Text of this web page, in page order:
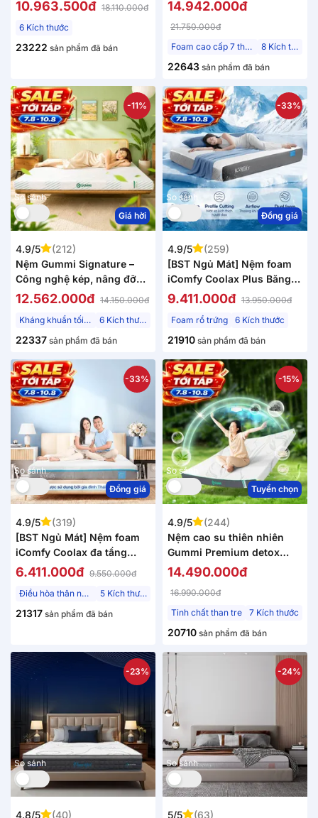
10.963.500đ 18.110.000đ
6 Kích thước
23222 sản phẩm đã bán
14.942.000đ
21.750.000đ
Foam cao cấp 7 thành phần
8 Kích thước
22643 sản phẩm đã bán
So sánh
-11%
Giá hời
4.9/5
(212)
Nệm Gummi Signature –
Công nghệ kép, nâng đỡ
vượt trội, kháng khuẩn tối
12.562.000đ 14.150.000đ
Kháng khuẩn tối đa
6 Kích thước
22337 sản phẩm đã bán
So sánh
-33%
Đồng giá
4.9/5
(259)
[BST Ngủ Mát] Nệm foam
iComfy Coolax Plus Băng
Lạnh Đa Tầng Dày 20cm
9.411.000đ 13.950.000đ
Foam rổ trứng
6 Kích thước
21910 sản phẩm đã bán
So sánh
-33%
Đồng giá
4.9/5
(319)
[BST Ngủ Mát] Nệm foam
iComfy Coolax đa tầng
thoáng mát, massage thư
6.411.000đ 9.550.000đ
Điều hòa thân nhiệt
5 Kích thước
21317 sản phẩm đã bán
So sánh
-15%
Tuyển chọn
4.9/5
(244)
Nệm cao su thiên nhiên
Gummi Premium detox
giấc ngủ
14.490.000đ
16.990.000đ
Tinh chất than tre
7 Kích thước
20710 sản phẩm đã bán
So sánh
-23%
4.8/5
(40)
So sánh
-24%
5/5
(63)